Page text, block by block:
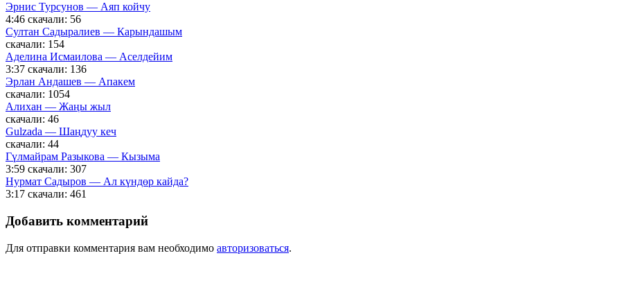
Эрнис Турсунов — Аяп койчу
4:46 скачали: 56
Султан Садыралиев — Карындашым
скачали: 154
Аделина Исмаилова — Аселдейим
3:37 скачали: 136
Эрлан Андашев — Апакем
скачали: 1054
Алихан — Жаңы жыл
скачали: 46
Gulzada — Шаңдуу кеч
скачали: 44
Гүлмайрам Разыкова — Кызыма
3:59 скачали: 307
Нурмат Садыров — Ал күндөр кайда?
3:17 скачали: 461
Добавить комментарий
Для отправки комментария вам необходимо авторизоваться.